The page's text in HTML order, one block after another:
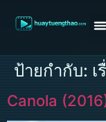
ป้ายกำกับ:
Canola